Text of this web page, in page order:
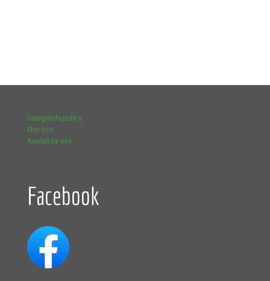
Integritetspolicy
Om oss
Kontakta oss
Facebook